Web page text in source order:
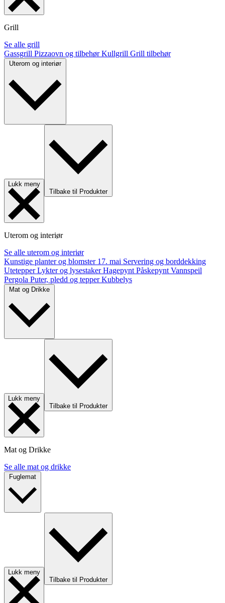
Grill
Se alle grill
Gassgrill Pizzaovn og tilbehørKullgrill Grill tilbehør
Uterom og interiør
Lukk meny
Tilbake til Produkter
Uterom og interiør
Se alle uterom og interiør
Kunstige planter og blomster 17. mai Servering og borddekking
UtetepperLykter og lysestakerHagepynt Påskepynt Vannspeil
Pergola Puter, pledd og tepperKubbelys
Lukk meny
Tilbake til Produkter
Mat og Drikke
Se alle mat og drikke
Lukk meny
Tilbake til Produkter